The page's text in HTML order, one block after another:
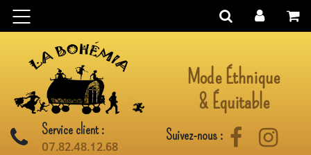
Aller au contenu
Mode Éthnique
& Équitable
Service client :
07.82.48.12.68
Suivez-nous : Facebook